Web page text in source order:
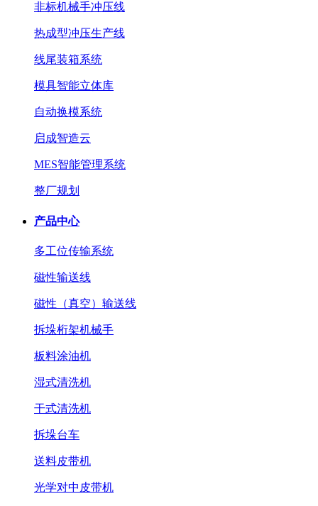
非标机械手冲压线
热成型冲压生产线
线尾装箱系统
模具智能立体库
自动换模系统
启成智造云
MES智能管理系统
整厂规划
产品中心
多工位传输系统
磁性输送线
磁性（真空）输送线
拆垛桁架机械手
板料涂油机
湿式清洗机
干式清洗机
拆垛台车
送料皮带机
光学对中皮带机